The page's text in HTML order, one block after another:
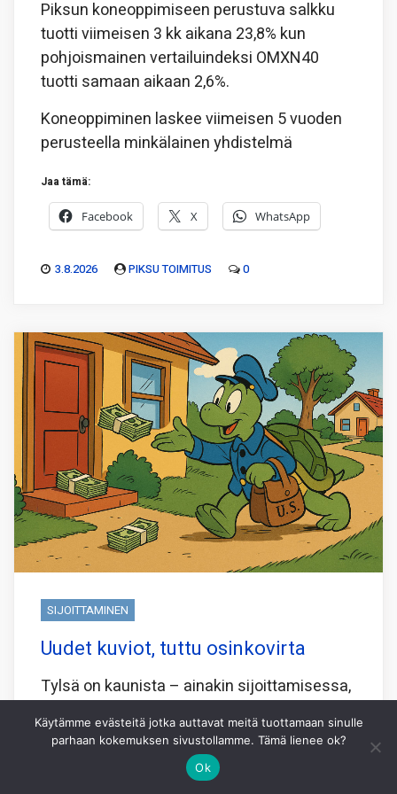
Piksun koneoppimiseen perustuva salkku
tuotti viimeisen 3 kk aikana 23,8% kun
pohjoismainen vertailuindeksi OMXN40
tuotti samaan aikaan 2,6%.
Koneoppiminen laskee viimeisen 5 vuoden
perusteella minkälainen yhdistelmä
Jaa tämä:
Facebook X WhatsApp
3.8.2026 PIKSU TOIMITUS 0
SIJOITTAMINEN
Uudet kuviot, tuttu osinkovirta
Tylsä on kaunista – ainakin sijoittamisessa,
mukavaa tuloa. Ja vielä sellaista, joka kilisee
suoraan tilille osakekurssia murehtimatta.
Parhaat teleoperaattorit täyttävät kriteerit,
Käytämme evästeitä jotka auttavat meitä tuottamaan sinulle
parhaan kokemuksen sivustollamme. Tämä lienee ok?
Ok